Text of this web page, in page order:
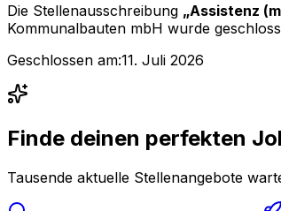
Die Stellenausschreibung „Assistenz
Kommunalbauten mbH wurde
Geschlossen am:11. Juli 2026
Finde deinen perfekten
Tausende aktuelle Stellenangebote